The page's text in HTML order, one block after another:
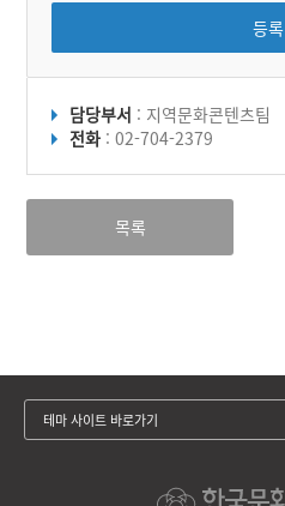
등록
담당부서 : 지역문화콘텐츠팀
전화 : 02-704-2379
목록
테마 사이트 바로가기